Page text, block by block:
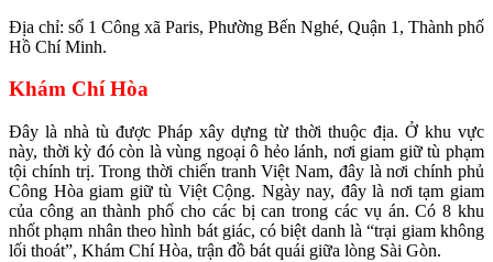
Địa chỉ: số 1 Công xã Paris, Phường Bến Nghé, Quận 1, Thành phố
Hồ Chí Minh.
Khám Chí Hòa
Đây là nhà tù được Pháp xây dựng từ thời thuộc địa. Ở khu vực
này, thời kỳ đó còn là vùng ngoại ô hẻo lánh, nơi giam giữ tù phạm
tội chính trị. Trong thời chiến tranh Việt Nam, đây là nơi chính phủ
Công Hòa giam giữ tù Việt Cộng. Ngày nay, đây là nơi tạm giam
của công an thành phố cho các bị can trong các vụ án. Có 8 khu
nhốt phạm nhân theo hình bát giác, có biệt danh là “trại giam không
lối thoát”, Khám Chí Hòa, trận đồ bát quái giữa lòng Sài Gòn.